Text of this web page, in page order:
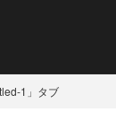
1」タブ